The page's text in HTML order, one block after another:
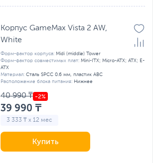
Корпус GameMax Vista 2 AW,
White
Форм-фактор корпуса: Midi (middle) Tower
Форм-фактор совместимых плат: Mini-ITX; Micro-ATX; ATX; E-
ATX
Материал: Сталь SPCC 0.6 мм, пластик ABC
Расположение блока питания: Нижнее
40 990 ₸
39 990 ₸
3 333 ₸ x 12 мес
Купить